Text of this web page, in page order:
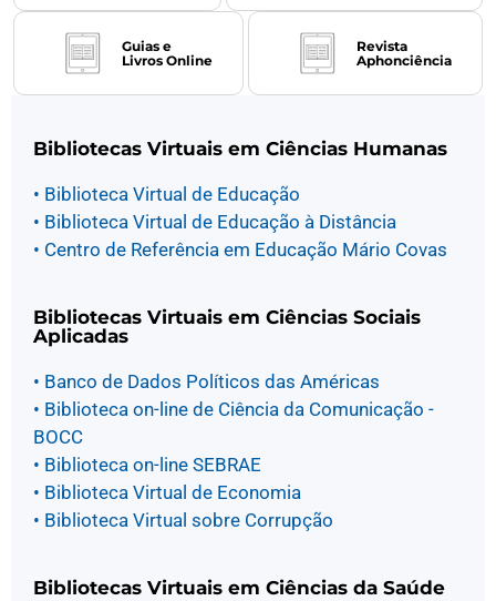
Guias e
Livros Online
Revista
Aphonciência
Bibliotecas Virtuais em Ciências Humanas
• Biblioteca Virtual de Educação
• Biblioteca Virtual de Educação à Distância
• Centro de Referência em Educação Mário Covas
Bibliotecas Virtuais em Ciências Sociais
Aplicadas
• Banco de Dados Políticos das Américas
• Biblioteca on-line de Ciência da Comunicação -
BOCC
• Biblioteca on-line SEBRAE
• Biblioteca Virtual de Economia
• Biblioteca Virtual sobre Corrupção
Bibliotecas Virtuais em Ciências da Saúde